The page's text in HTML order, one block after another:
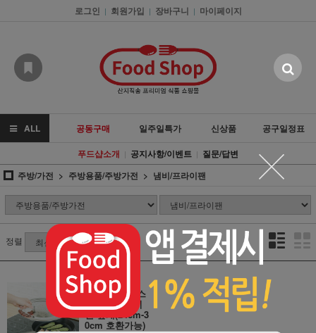
로그인 | 회원가입 | 장바구니 | 마이페이지
ALL 공동구매 일주일특가 신상품
공구일정표
푸드샵소개 | 공지사항/이벤트 | 질문/답변
주방/가전
주방용품/주방가전 냄비/프라이팬
정렬
*포비엔케이 스
탠드형 프라이
팬 덮개(24cm-3
0cm 호환가능)